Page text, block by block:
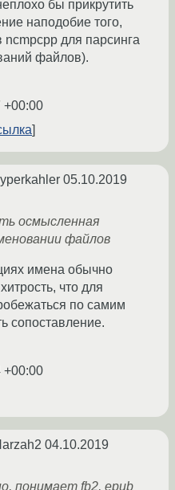
бы прикрутить
наподобие того,
ncmpcpp для парсинга
файлов).
+00:00
05.10.2019
осмысленная
файлов
имена обычно
что для
по самим
сопоставление.
+00:00
04.10.2019
понимает fb2, epub